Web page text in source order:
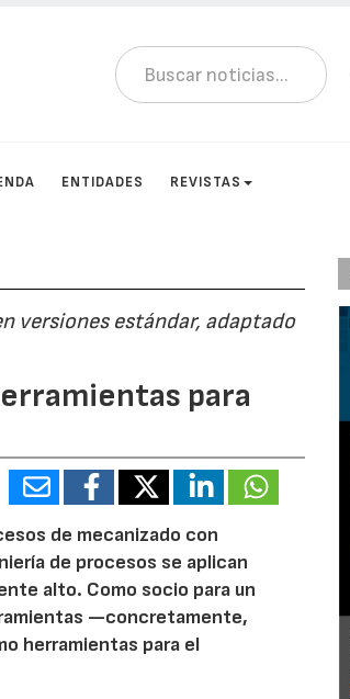
ENTIDADES REVISTAS
versiones estándar, adaptado
para
de mecanizado con
de procesos se aplican
alto. Como socio para un
—concretamente,
herramientas para el